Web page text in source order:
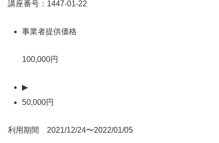
講座番号：1447-01-22
事業者提供価格
100,000円
▶
50,000円
利用期間 2021/12/24〜2022/01/05